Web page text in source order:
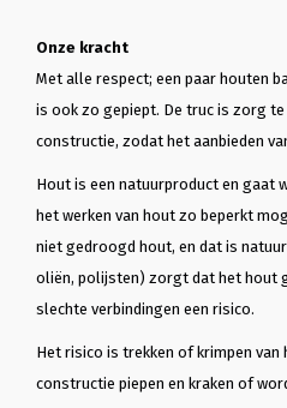
Onze kracht
Met alle respect; een paar houten
is ook zo gepiept. De truc is zorg
constructie, zodat het aanbieden
Hout is een natuurproduct en gaat
het werken van hout zo beperkt
niet gedroogd hout, en dat is
oliën, polijsten) zorgt dat het hout
slechte verbindingen een risico.
Het risico is trekken of krimpen
constructie piepen en kraken of